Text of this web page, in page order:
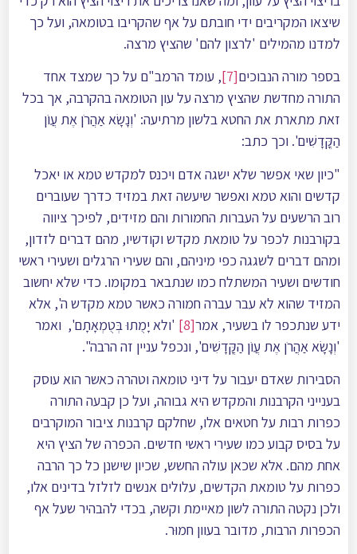
שיצאו המקריבים ידי חובתם על אף שהקריבו בטומאה, ועל כך
למדנו מהמילים 'לרצון להם' שהציץ מרצה.
בספר מורה הנבוכים[7]
, עומד הרמב"ם על כך שמצד אחד
התורה מחדשת שהציץ מרצה על עון הטומאה בהקרבה, אך בכל
זאת מתארת את החטא בלשון מרתיעה: 'וְנָשָׂא אַהֲרֹן אֶת עֲוֹן
הַקֳּדָשִׁים'. וכך כתב:
"כיון שאי אפשר שלא ישגה אדם ויכנס למקדש טמא או יאכל
קדשים והוא טמא ואפשר שיעשה זאת במזיד כדרך שעוברים
רוב הרשעים על העברות החמורות והם מזידים, לפיכך ציווה
בקורבנות לכפר על טומאת מקדש וקודשיו, מהם דברים לזדון,
ומהם דברים לשגגה כפי מיניהם, והם שעירי הרגלים ושעירי ראשי
חודשים ושעיר המשתלח כמו שנתבאר במקומו. כדי שלא יחשוב
המזיד שהוא לא עבר עברה חמורה כאשר טמא מקדש ה', אלא
ידע שנתכפר לו בשעיר, אמר[8]
'ולא יָמֻתוּ בְּטֻמְאָתָם', ואמר
'וְנָשָׂא אַהֲרֹן אֶת עֲוֹן הַקֳּדָשִׁים', ונכפל עניין זה הרבה".
הסבירות שאדם יעבור על דיני טומאה וטהרה כאשר הוא עוסק
בענייני הקרבנות והמקדש היא גבוהה, ועל כן קבעה התורה
כפרות רבות על חטאים אלו, שחלקם קרבנות ציבור המוקרבים
על בסיס קבוע כמו שעירי ראשי חדשים. הכפרה של הציץ היא
אחת מהם. אלא שכאן עולה החשש, שכיון שישנן כל כך הרבה
כפרות על טומאת הקדשים, עלולים אנשים לזלזל בדינים אלו,
ולכן נקטה התורה לשון מאיימת וקשה, בכדי להבהיר שעל אף
הכפרות הרבות, מדובר בעוון חמוּר.